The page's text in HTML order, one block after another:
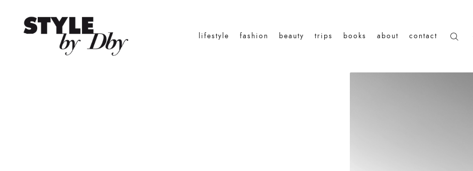
lifestyle fashion beauty trips books about contact